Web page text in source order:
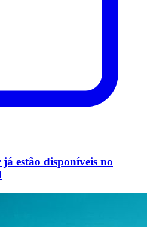
estão disponíveis no